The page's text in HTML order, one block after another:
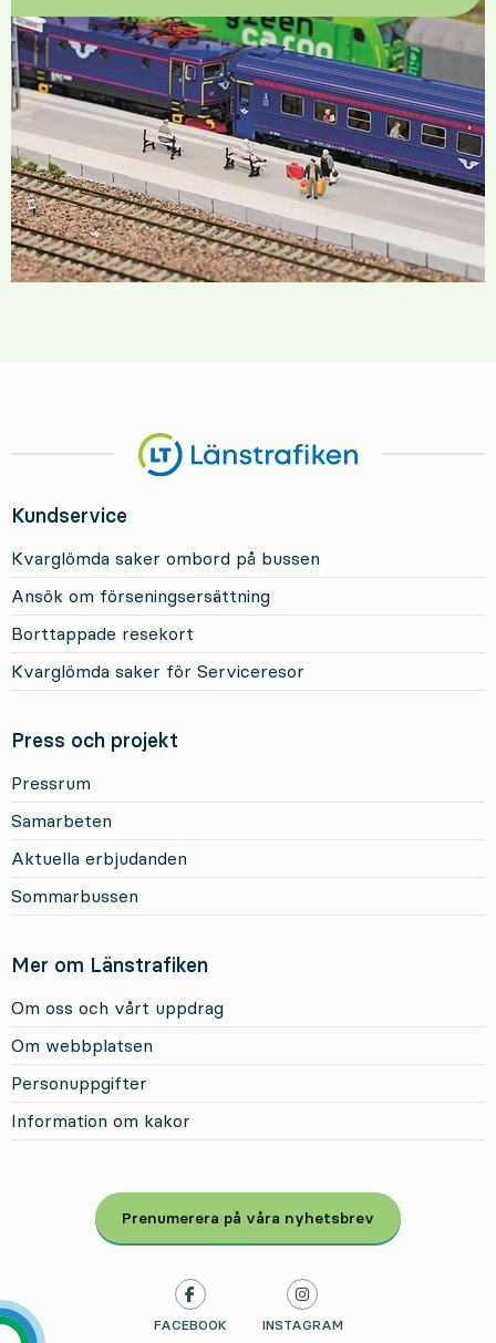
Kundservice
Kvarglömda saker ombord på bussen
Ansök om förseningsersättning
Borttappade resekort
Kvarglömda saker för Serviceresor
Press och projekt
Pressrum
Samarbeten
Aktuella erbjudanden
Sommarbussen
Mer om Länstrafiken
Om oss och vårt uppdrag
Om webbplatsen
Personuppgifter
Information om kakor
Prenumerera på våra nyhetsbrev
, Öppnas i modal
LÄNSTRAFIKEN PÅ
FACEBOOK , ÖPPNAS I NY FLIK
LÄNSTRAFIKEN PÅ
INSTAGRAM